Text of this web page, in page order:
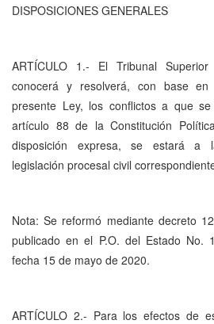
DISPOSICIONES GENERALES
ARTÍCULO 1.- El Tribunal
conocerá y resolverá, con base
presente Ley, los conflictos a que
artículo 88 de la Constitución
disposición expresa, se estará a
legislación procesal civil
Nota: Se reformó mediante decreto
publicado en el P.O. del Estado No.
fecha 15 de mayo de 2020.
ARTÍCULO 2.- Para los efectos de